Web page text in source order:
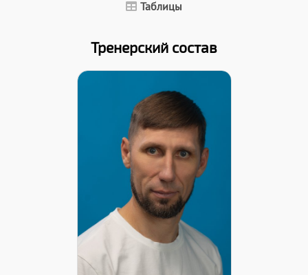
Таблицы
Тренерский состав
Образование:
Высшее
Категория:
Высшая
Дата заявки:
25.01.2021